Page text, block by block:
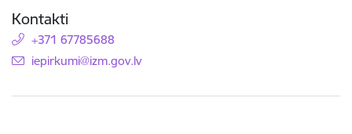
Kontakti
+371 67785688
E-pasts:
iepirkumi@izm.gov.lv